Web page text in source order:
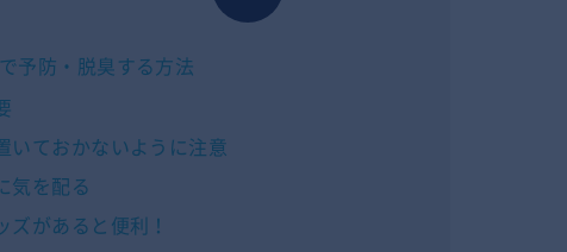
予防・脱臭する方法
いておかないように注意
気を配る
があると便利！